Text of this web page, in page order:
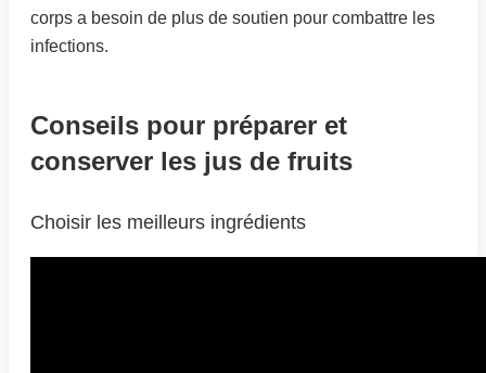
corps a besoin de plus de soutien pour combattre les
infections.
Conseils pour préparer et
conserver les jus de fruits
Choisir les meilleurs ingrédients